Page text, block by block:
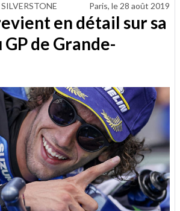
Paris, le 28 août 2019
en détail sur sa
de Grande-